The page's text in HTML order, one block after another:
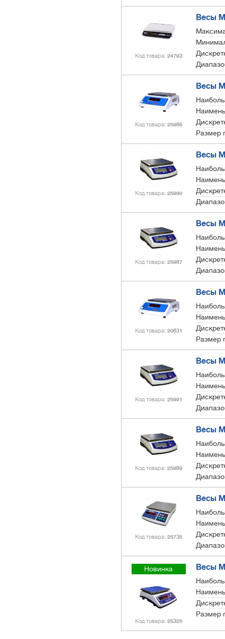
Код товара 24793
Весы
Код товара 25986
Весы
Размер
Код товара 25990
Весы
Код товара 25987
Весы
Код товара 20831
Весы
Размер
Код товара 25991
Весы
Код товара 25989
Весы
Код товара 25735
Весы
Новинка
Код товара 25325
Весы
Размер